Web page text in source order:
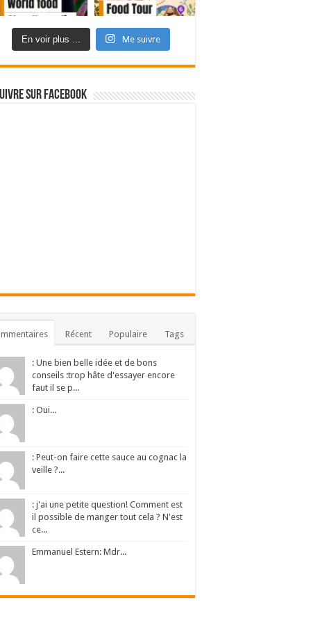
En voir plus ... Me suivre
sur Facebook
Récent Populaire Tags
: Une bien belle idée et de bons
conseils :trop hâte d'essayer encore
faut il se p...
: Oui...
: Peut-on faire cette sauce au cognac la
veille ?...
: j'ai une petite question! Comment est
il possible de manger tout cela ? N'est
ce...
Emmanuel Estern: Mdr...